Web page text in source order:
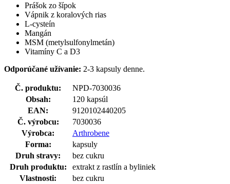
Prášok zo šípok
Vápnik z koralových rias
L-cysteín
Mangán
MSM (metylsulfonylmetán)
Vitamíny C a D3
Odporúčané užívanie: 2-3 kapsuly denne.
Č. produktu:
NPD-7030036
Obsah:
120 kapsúl
EAN:
9120102440205
Č. výrobcu:
7030036
Výrobca:
Arthrobene
Forma:
kapsuly
Druh stravy:
bez cukru
Druh produktu:
extrakt z rastlín a byliniek
Vlastnosti:
bez cukru